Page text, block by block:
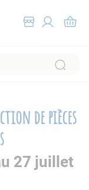
de pièces
27 juillet